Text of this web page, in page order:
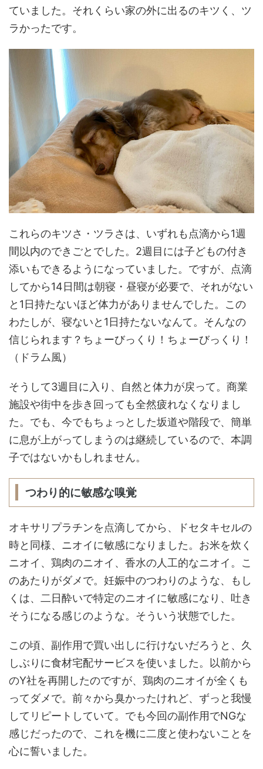
ていました。それくらい家の外に出るのキツく、ツ
ラかったです。
これらのキツさ・ツラさは、いずれも点滴から1週
間以内のできごとでした。2週目には子どもの付き
添いもできるようになっていました。ですが、点滴
してから14日間は朝寝・昼寝が必要で、それがない
と1日持たないほど体力がありませんでした。この
わたしが、寝ないと1日持たないなんて。そんなの
信じられます？ちょーびっくり！ちょーびっくり！
（ドラム風）
そうして3週目に入り、自然と体力が戻って。商業
施設や街中を歩き回っても全然疲れなくなりまし
た。でも、今でもちょっとした坂道や階段で、簡単
に息が上がってしまうのは継続しているので、本調
子ではないかもしれません。
つわり的に敏感な嗅覚
オキサリプラチンを点滴してから、ドセタキセルの
時と同様、ニオイに敏感になりました。お米を炊く
ニオイ、鶏肉のニオイ、香水の人工的なニオイ。こ
のあたりがダメで。妊娠中のつわりのような、もし
くは、二日酔いで特定のニオイに敏感になり、吐き
そうになる感じのような。そういう状態でした。
この頃、副作用で買い出しに行けないだろうと、久
しぶりに食材宅配サービスを使いました。以前から
のY社を再開したのですが、鶏肉のニオイが全くも
ってダメで。前々から臭かったけれど、ずっと我慢
してリピートしていて。でも今回の副作用でNGな
感じだったので、これを機に二度と使わないことを
心に誓いました。